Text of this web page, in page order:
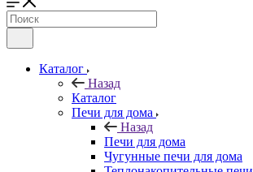
Каталог
Назад
Каталог
Печи для дома
Назад
Печи для дома
Чугунные печи для дома